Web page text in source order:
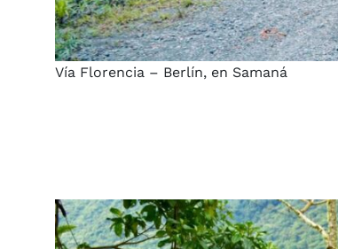
Vía Florencia – Berlín, en Samaná